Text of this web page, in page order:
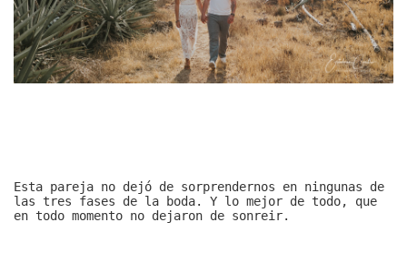
Esta pareja no dejó de sorprendernos en ningunas de
las tres fases de la boda. Y lo mejor de todo, que
en todo momento no dejaron de sonreir.